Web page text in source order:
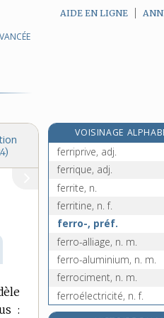
AIDE EN LIGNE
:
VOISINAGE
ferrifère, adj.
ferriprive, adj.
ferrique, adj.
ferrite, n.
ferritine, n. f.
ferro-, préf.
ferro-alliage, n. m.
ferro-aluminium, n. m.
ferrociment, n. m.
ferroélectricité, n. f.
ferrofluide, n. m.